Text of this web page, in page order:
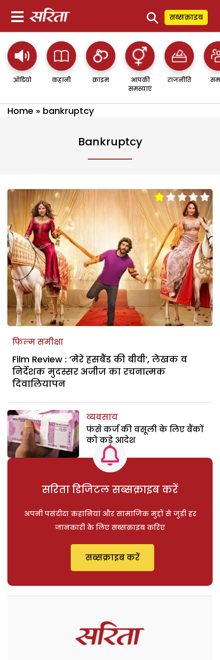
⚲ सब्सक्राइब
ऑडियो कहानी क्राइम
आपकी
समस्याएं
राजनीति
Home » bankruptcy
Bankruptcy
फिल्म समीक्षा
Film Review : ‘मेरे हसबैंड की बीवी’, लेखक व
निर्देशक मुदस्सर अजीज का रचनात्मक
दिवालियापन
व्यवसाय
फंसे कर्ज की वसूली के लिए बैंकों
को कड़े आदेश
सरिता डिजिटल सब्सक्राइब करें
अपनी पसंदीदा कहानियां और सामाजिक मुद्दों से जुड़ी हर
जानकारी के लिए सब्सक्राइब करिए
सब्सक्राइब करें